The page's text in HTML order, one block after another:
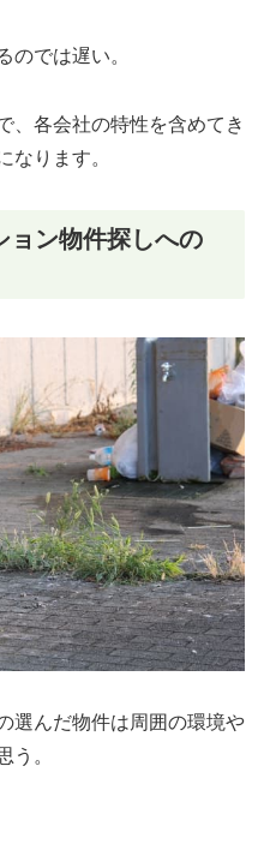
のでは遅い。
、各会社の特性を含めてき
なります。
ョン物件探しへの
選んだ物件は周囲の環境や
う。